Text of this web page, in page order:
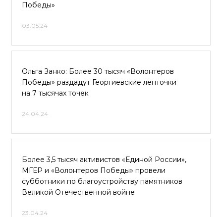
Победы»
03.05.24
Ольга Занко: Более 30 тысяч «Волонтеров
Победы» раздадут Георгиевские ленточки
на 7 тысячах точек
24.04.24
Более 3,5 тысяч активистов «Единой России»,
МГЕР и «Волонтеров Победы» провели
субботники по благоустройству памятников
Великой Отечественной войне
23.04.24